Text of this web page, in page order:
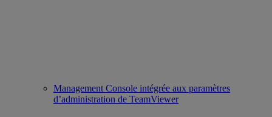
Management Console intégrée aux paramètres
d’administration de TeamViewer